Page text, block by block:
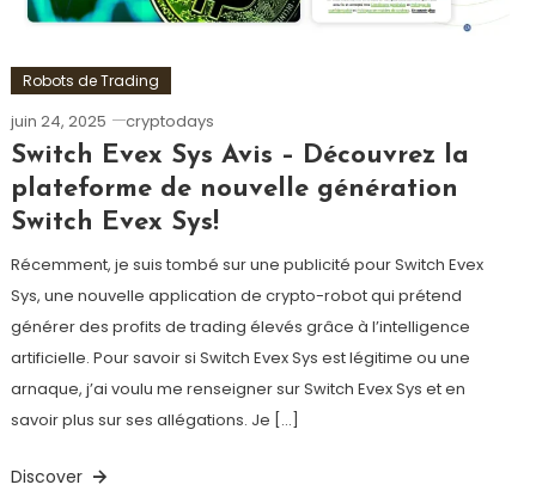
Robots de Trading
juin 24, 2025 cryptodays
Switch Evex Sys Avis – Découvrez la
plateforme de nouvelle génération
Switch Evex Sys!
Récemment, je suis tombé sur une publicité pour Switch Evex
Sys, une nouvelle application de crypto-robot qui prétend
générer des profits de trading élevés grâce à l’intelligence
artificielle. Pour savoir si Switch Evex Sys est légitime ou une
arnaque, j’ai voulu me renseigner sur Switch Evex Sys et en
savoir plus sur ses allégations. Je […]
Discover